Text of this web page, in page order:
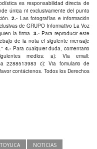
es responsabilidad directa de
única ni exclusivamente del punto
2.- Las fotografías e información
de GRUPO Informativo La Voz
la firma.3.- Para reproducir este
de la nota el siguiente mensaje
." 4.- Para cualquier duda, comentario
medios: a): Via email:
2288513983 c): Via fomulario de
contáctenos. Todos los Derechos
NOTICIAS